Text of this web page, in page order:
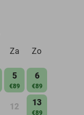
Za Zo
5
€89
6
€89
12 13
€89